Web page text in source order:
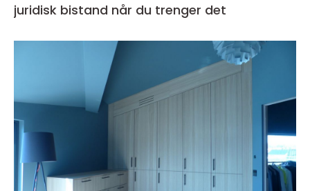
juridisk bistand når du trenger det